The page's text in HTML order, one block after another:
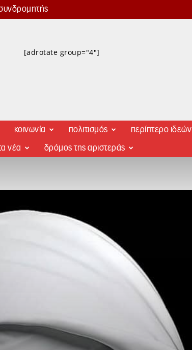
[adrotate group="4"]
κοινωνία πολιτισμός περίπτερο ιδεών
νέα δρόμος της αριστεράς